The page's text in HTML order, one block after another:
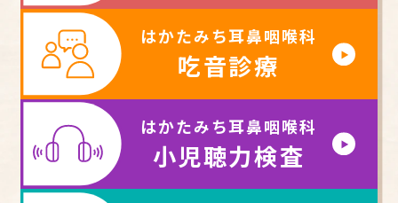
はかたみち耳鼻咽喉科
吃音診療
はかたみち耳鼻咽喉科
小児聴力検査